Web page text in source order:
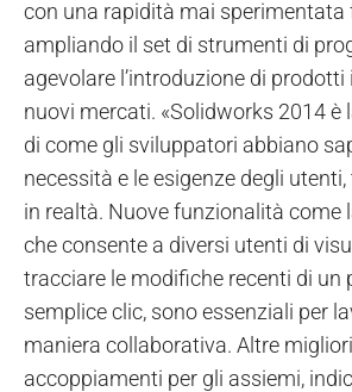
con una rapidità mai sperimentata
ampliando il set di strumenti di
agevolare l’introduzione di
nuovi mercati. «Solidworks 2014 è
di come gli sviluppatori abbiano
necessità e le esigenze degli
in realtà. Nuove funzionalità come
che consente a diversi utenti di
tracciare le modifiche recenti di un
semplice clic, sono essenziali per
maniera collaborativa. Altre
accoppiamenti per gli assiemi,